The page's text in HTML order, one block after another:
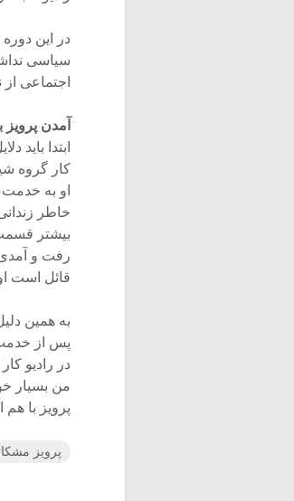
در این
سیاسی
اجتماعی
آمدن پرویز
ابتدا
کار گروه
او به
خاطر
بیشتر
رفت و
قائل است او
به همین
پس از خدمت
در رادیو
من بسیار
پرویز با هم
پرویز